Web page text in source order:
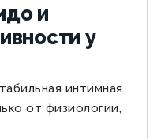
и
у
интимная
от физиологии,